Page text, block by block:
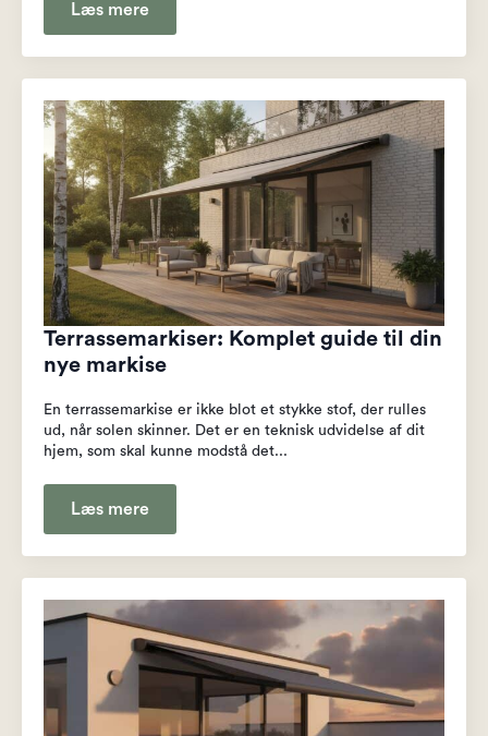
Læs mere
Terrassemarkiser: Komplet guide til din
nye markise
En terrassemarkise er ikke blot et stykke stof, der rulles
ud, når solen skinner. Det er en teknisk udvidelse af dit
hjem, som skal kunne modstå det...
Læs mere